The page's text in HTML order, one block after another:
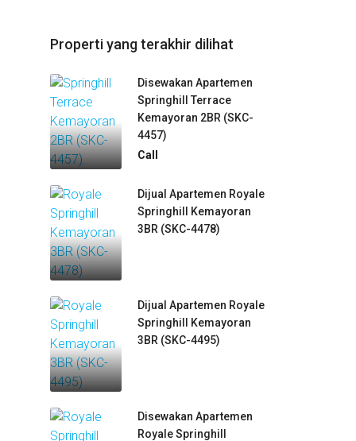
Properti yang terakhir dilihat
Disewakan Apartemen
Springhill Terrace
Kemayoran 2BR (SKC-
4457)
Call
Dijual Apartemen Royale
Springhill Kemayoran
3BR (SKC-4478)
Dijual Apartemen Royale
Springhill Kemayoran
3BR (SKC-4495)
Disewakan Apartemen
Royale Springhill